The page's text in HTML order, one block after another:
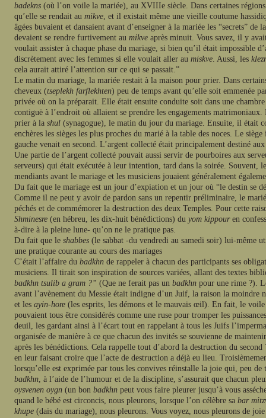
badekns (où l’on voile la mariée), au XVIIIe siècle. Dans certaines
qu’elle se rendait au mikve, et il existait même une vieille coutume
âgées buvaient et dansaient avant d’enseigner à la mariée les “secrets”
devaient se rendre furtivement au mikve après minuit. Vous savez, il y
voulait assister à chaque phase du mariage, si bien qu’il était impossible
discrètement avec les femmes si elle voulait aller au miskve. Aussi, les
cela aurait attiré l’attention sur ce qui se passait.”
Le matin du mariage, la mariée restait à la maison pour prier. Dans
cheveux (tseplekh farflekhten) peu de temps avant qu’elle soit emmenée
privée où on la préparait. Elle était ensuite conduite soit dans une
contiguë à l’endroit où allaient se prendre les engagements
prier à la shul (synagogue), le matin du jour du mariage. Ensuite, il était
enchères les sièges les plus proches du marié à la table des noces. Le
gauche venait en second. L’argent collecté était principalement destiné
Une partie de l’argent collecté pouvait aussi servir de pourboires aux
serveurs) qui était exécutée à leur intention, tard dans la soirée. Souvent,
mendiants avant le mariage et les musiciens jouaient généralement
Du fait que le mariage est un jour d’expiation et un jour où “le destin se
Comme il ne peut y avoir de pardon sans un repentir préliminaire, le
péchés et de commémorer la destruction des deux Temples. Pour cette
Shminesre (en hébreu, les dix-huit bénédictions) du yom kippour en
à-dire à la pleine lune- qu’on ne le pratique pas.
Du fait que le shabbes (le sabbat -du vendredi au samedi soir) lui-même
une pratique courante au cours des mariages
C’était l’affaire du badkhn de rappeler à chacun des participants ses
musiciens. Il tirait son inspiration de sources variées, allant des textes
badkhn tsulib a gram ?” (Que ne ferait pas un badkhn pour une rime ?).
avant l’avènement du Messie était indigne d’un Juif, la raison la moindre
et les ayin-hore (les esprits, les démons et le mauvais œil). En fait, le
pouvaient tous être considérés comme une ruse pour tromper les
deuil, les gardant ainsi à l’écart tout en rappelant à tous les Juifs
organisée de manière à ce que chacun des invités se souvienne de
après les bénédictions. Cela rappelle tout d’abord la destruction du
en leur faisant croire que l’acte de destruction a déjà eu lieu.
lorsqu’elle est exprimée par tous les convives réinstalle la joie qui, peu
badkhn, à l’aide de l’humour et de la discipline, s’assurait que chacun
oysvenen oygn (un bon badkhn peut vous faire pleurer jusqu’à vous
quand le bébé est circoncis, nous pleurons, lorsque l’on célèbre sa bar
khupe (dais du mariage), nous pleurons. Vous voyez, nous pleurons de